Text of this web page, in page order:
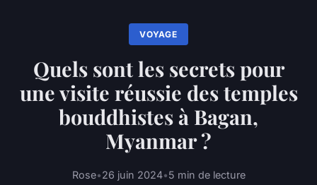
VOYAGE
Quels sont les secrets pour
une visite réussie des temples
bouddhistes à Bagan,
Myanmar ?
Rose•26 juin 2024•5 min de lecture